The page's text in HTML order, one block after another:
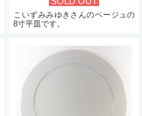
こいずみみゆきさんのベージュの
8寸平皿です。